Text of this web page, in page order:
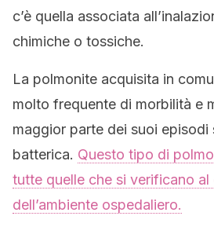
c’è quella associata
chimiche o tossiche.
La polmonite acquisita in
molto frequente di morbilità e
maggior parte dei suoi
batterica. Questo tipo di
tutte quelle che si verificano al
dell’ambiente ospedaliero.